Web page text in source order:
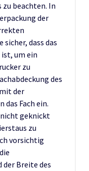
beachten. In
der
dass das
um ein
zu
des
der
das Fach ein.
geknickt
zu
vorsichtig
der Breite des